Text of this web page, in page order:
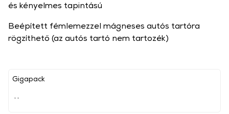
Gigapack
és kényelmes tapintású
Beépített fémlemezzel mágneses autós tartóra
rögzíthető (az autós tartó nem tartozék)